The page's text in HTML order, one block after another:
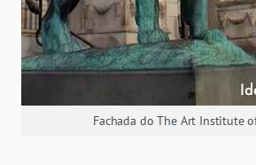
Fachada do The Art Institute